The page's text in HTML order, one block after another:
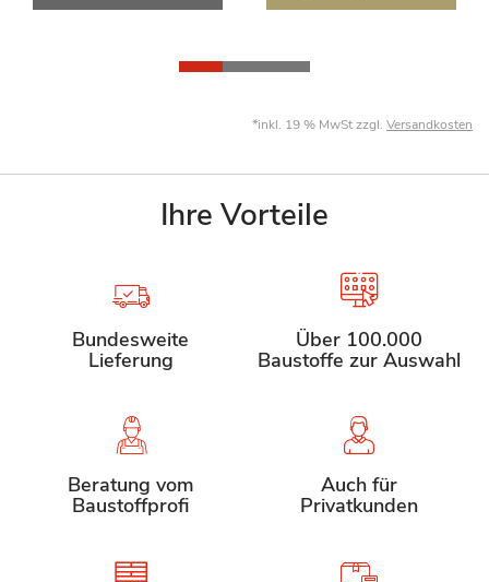
*inkl. 19 % MwSt zzgl. Versandkosten
Ihre Vorteile
Bundesweite
Lieferung
Über 100.000
Baustoffe zur Auswahl
Beratung vom
Baustoffprofi
Auch für
Privatkunden